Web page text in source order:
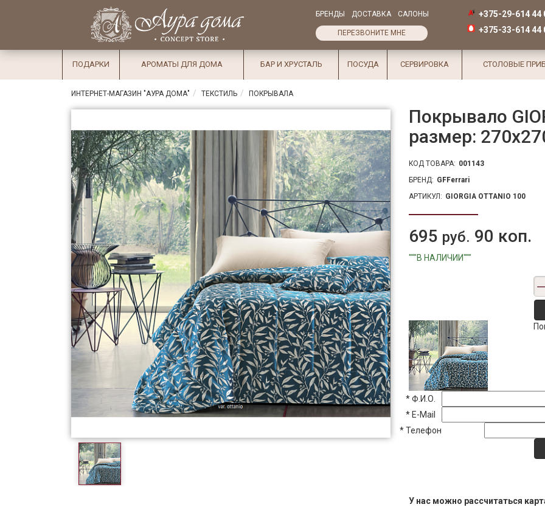
Избранное
×
СалоныДоставка
Оплата
Подарки
Ароматы
для дома
хрусталь
Сервировка
Столовые
приборы
Текстиль
БРЕНДЫ ДОСТАВКА САЛОНЫ
ПЕРЕЗВОНИТЕ МНЕ
+375-29-614 44
+375-33-614 44
ПОДАРКИ АРОМАТЫ ДЛЯ ДОМА БАР И ХРУСТАЛЬ ПОСУДА СЕРВИРОВКА СТОЛОВЫЕ
ИНТЕРНЕТ-МАГАЗИН "АУРА ДОМА" ТЕКСТИЛЬ ПОКРЫВАЛА
Покрывало
размер:
КОД ТОВАРА: 001143
БРЕНД: GFFerrari
АРТИКУЛ: GIORGIA OTTANIO 100
695 руб. 90 коп.
"""В НАЛИЧИИ"""
*Ф.И.О.
* E-Mail
*Телефон
У нас можно рассчитаться